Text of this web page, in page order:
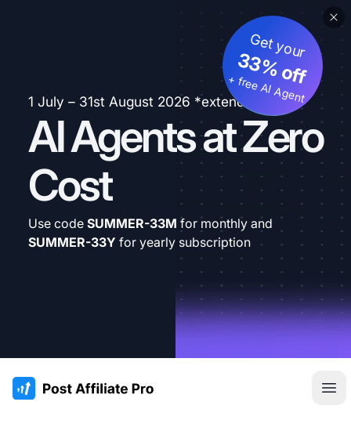
1 July – 31st August 2026 *extended
AI Agents at Zero
Cost
Get your
33% off
+ free AI Agent
Use code SUMMER-33M for monthly and
SUMMER-33Y for yearly subscription
:site.title